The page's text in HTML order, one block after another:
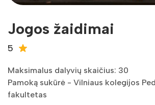
Jogos žaidimai
5
Maksimalus dalyvių skaičius: 30
Pamoką sukūrė - Vilniaus kolegijos
fakultetas